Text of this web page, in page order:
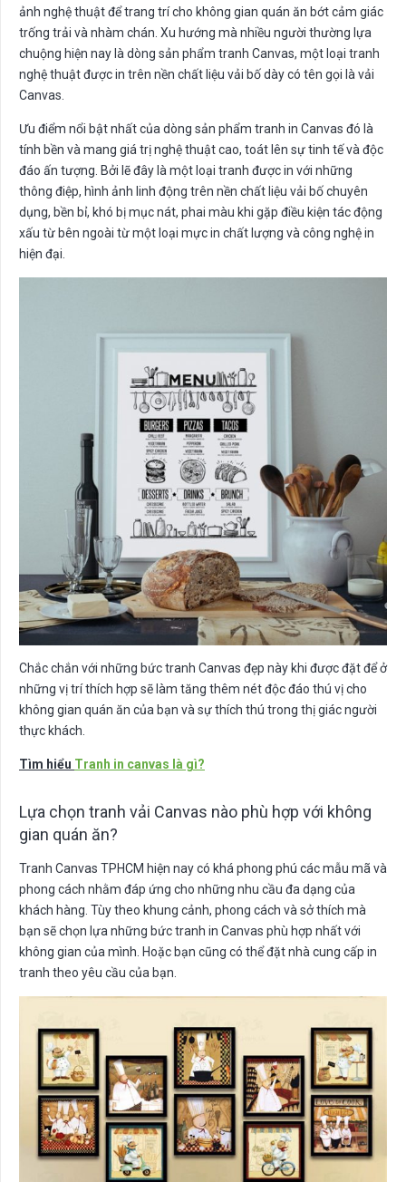
ảnh nghệ thuật để trang trí cho không gian quán ăn bớt cảm giác
trống trải và nhàm chán. Xu hướng mà nhiều người thường lựa
chuộng hiện nay là dòng sản phẩm tranh Canvas, một loại tranh
nghệ thuật được in trên nền chất liệu vải bố dày có tên gọi là vải
Canvas.
Ưu điểm nổi bật nhất của dòng sản phẩm tranh in Canvas đó là
tính bền và mang giá trị nghệ thuật cao, toát lên sự tinh tế và độc
đáo ấn tượng. Bởi lẽ đây là một loại tranh được in với những
thông điệp, hình ảnh linh động trên nền chất liệu vải bố chuyên
dụng, bền bỉ, khó bị mục nát, phai màu khi gặp điều kiện tác động
xấu từ bên ngoài từ một loại mực in chất lượng và công nghệ in
hiện đại.
Chắc chắn với những bức tranh Canvas đẹp này khi được đặt để ở
những vị trí thích hợp sẽ làm tăng thêm nét độc đáo thú vị cho
không gian quán ăn của bạn và sự thích thú trong thị giác người
thực khách.
Tìm hiểu Tranh in canvas là gì?
Lựa chọn tranh vải Canvas nào phù hợp với không
gian quán ăn?
Tranh Canvas TPHCM hiện nay có khá phong phú các mẫu mã và
phong cách nhằm đáp ứng cho những nhu cầu đa dạng của
khách hàng. Tùy theo khung cảnh, phong cách và sở thích mà
bạn sẽ chọn lựa những bức tranh in Canvas phù hợp nhất với
không gian của mình. Hoặc bạn cũng có thể đặt nhà cung cấp in
tranh theo yêu cầu của bạn.